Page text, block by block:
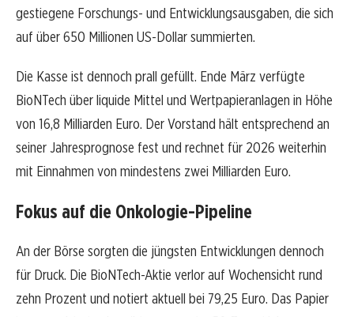
gestiegene Forschungs- und Entwicklungsausgaben, die sich
auf über 650 Millionen US-Dollar summierten.
Die Kasse ist dennoch prall gefüllt. Ende März verfügte
BioNTech über liquide Mittel und Wertpapieranlagen in Höhe
von 16,8 Milliarden Euro. Der Vorstand hält entsprechend an
seiner Jahresprognose fest und rechnet für 2026 weiterhin
mit Einnahmen von mindestens zwei Milliarden Euro.
Fokus auf die Onkologie-Pipeline
An der Börse sorgten die jüngsten Entwicklungen dennoch
für Druck. Die BioNTech-Aktie verlor auf Wochensicht rund
zehn Prozent und notiert aktuell bei 79,25 Euro. Das Papier